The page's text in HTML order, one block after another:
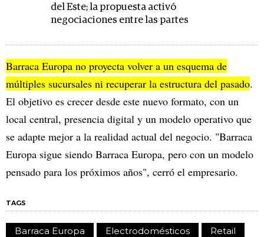
del Este; la propuesta activó
negociaciones entre las partes
Barraca Europa no proyecta volver a un esquema de
múltiples sucursales ni recuperar la estructura del pasado.
El objetivo es crecer desde este nuevo formato, con un
local central, presencia digital y un modelo operativo que
se adapte mejor a la realidad actual del negocio. "Barraca
Europa sigue siendo Barraca Europa, pero con un modelo
pensado para los próximos años", cerró el empresario.
TAGS
Barraca Europa Electrodomésticos
Retail